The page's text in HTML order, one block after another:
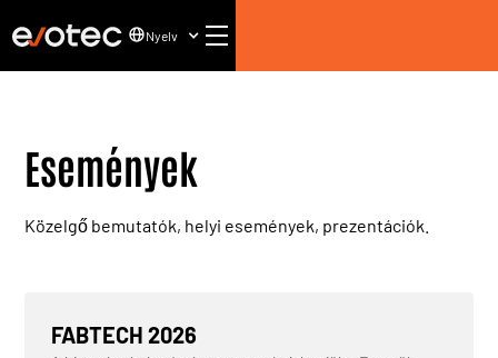
Nyelv
Események
Közelgő bemutatók, helyi események, prezentációk.
FABTECH 2026